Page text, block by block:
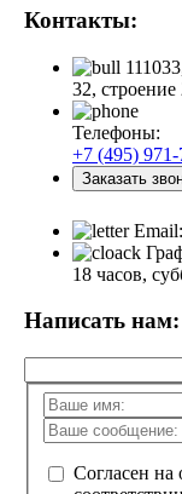
Контакты:
32,
Телефоны:
+7 (495) 971-
Заказать
Email:
18 часов,
Написать нам:
Согласен на